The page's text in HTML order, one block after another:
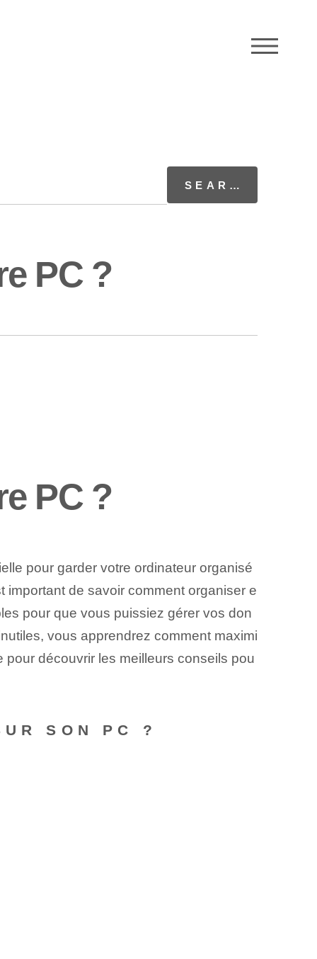
PC ?
PC ?
pour garder votre ordinateur organisé
important de savoir comment organiser e
pour que vous puissiez gérer vos don
vous apprendrez comment maximi
découvrir les meilleurs conseils pou
SON PC ?